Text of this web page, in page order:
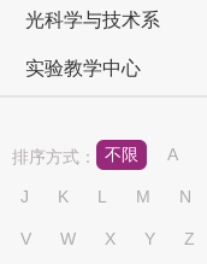
光科学与技术系
实验教学中心
排序方式： 不限 A
J K L M N
V W X Y Z